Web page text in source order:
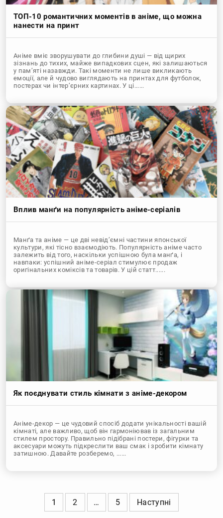
ТОП-10 романтичних моментів в аніме, що можна
нанести на принт
Аніме вміє зворушувати до глибини душі — від щирих
зізнань до тихих, майже випадкових сцен, які залишаються
у пам’яті назавжди. Такі моменти не лише викликають
емоції, але й чудово виглядають на принтах для футболок,
постерах чи інтер’єрних картинах. У ці......
Вплив манґи на популярність аніме-серіалів
Манґа та аніме — це дві невід’ємні частини японської
культури, які тісно взаємодіють. Популярність аніме часто
залежить від того, наскільки успішною була манґа, і
навпаки: успішний аніме-серіал стимулює продаж
оригінальних коміксів та товарів. У цій статт......
Як поєднувати стиль кімнати з аніме-декором
Аніме-декор — це чудовий спосіб додати унікальності вашій
кімнаті, але важливо, щоб він гармоніював із загальним
стилем простору. Правильно підібрані постери, фігурки та
аксесуари можуть підкреслити ваш смак і зробити кімнату
затишною. Давайте розберемо, ......
1 2 … 5 Наступні